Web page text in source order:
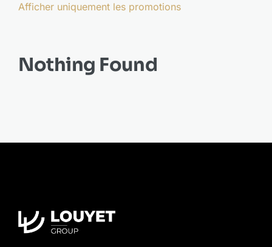
Afficher uniquement les promotions
Nothing Found